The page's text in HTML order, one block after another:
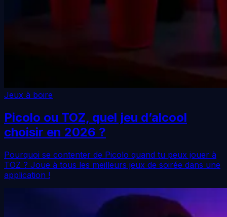
Jeux à boire
Picolo ou TOZ, quel jeu d’alcool
choisir en 2026 ?
Pourquoi se contenter de Picolo quand tu peux jouer à
TOZ ? Joue à tous les meilleurs jeux de soirée dans une
application !